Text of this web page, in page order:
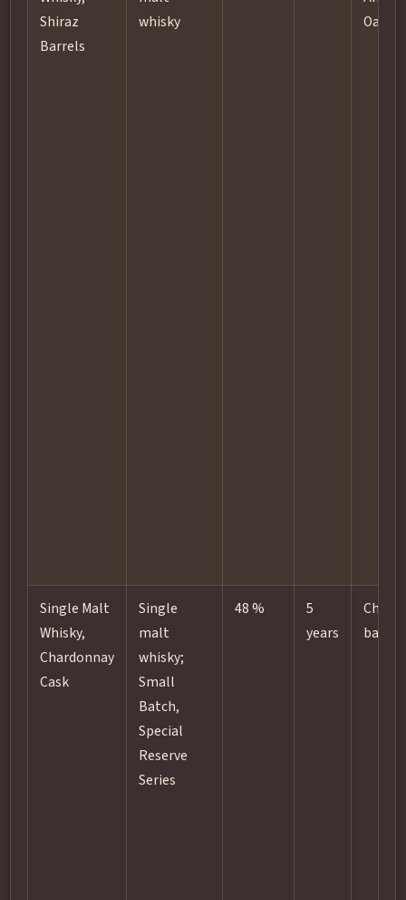
Shiraz
Barrels
whisky
Oak
Single Malt
Whisky,
Chardonnay
Cask
Single
malt
whisky;
Small
Batch,
Special
Reserve
Series
48 %
5
years